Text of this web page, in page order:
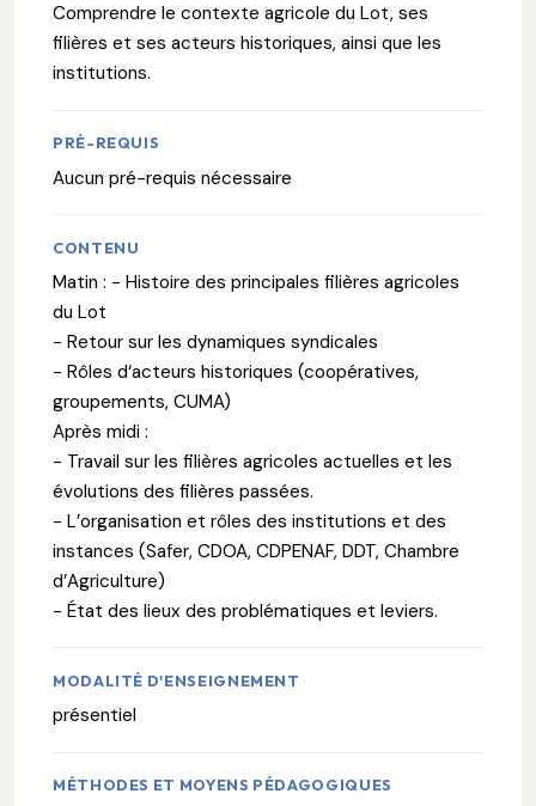
Comprendre le contexte agricole du Lot, ses
filières et ses acteurs historiques, ainsi que les
institutions.
PRÉ-REQUIS
Aucun pré-requis nécessaire
CONTENU
Matin : - Histoire des principales filières agricoles
du Lot
- Retour sur les dynamiques syndicales
- Rôles d‘acteurs historiques (coopératives,
groupements, CUMA)
Après midi :
- Travail sur les filières agricoles actuelles et les
évolutions des filières passées.
- L’organisation et rôles des institutions et des
instances (Safer, CDOA, CDPENAF, DDT, Chambre
d’Agriculture)
- État des lieux des problématiques et leviers.
MODALITÉ D'ENSEIGNEMENT
présentiel
MÉTHODES ET MOYENS PÉDAGOGIQUES